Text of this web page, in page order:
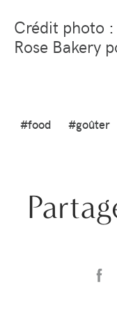
Crédit photo
Rose Bakery
#food #goûter